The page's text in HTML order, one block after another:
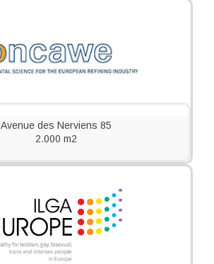
Avenue des Nerviens 85
2.000 m2